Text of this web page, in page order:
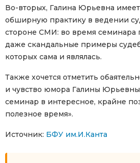
Во-вторых, Галина Юрьевна
обширную практику в ведении
стороне СМИ: во время семинара
даже скандальные примеры
которых сама и являлась.
Также хочется отметить
и чувство юмора Галины
семинар в интересное, крайне
полезное время».
Источник: БФУ им.И.Канта